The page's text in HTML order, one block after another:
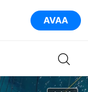
AVAA